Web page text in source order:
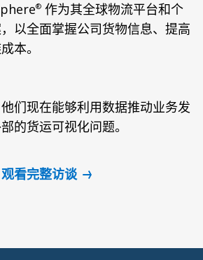
® 作为其全球物流平台和个
以全面掌握公司货物信息、提高
本。
们现在能够利用数据推动业务发
的货运可视化问题。
观看完整访谈